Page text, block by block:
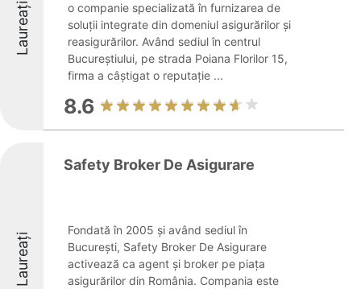
Laureați
o companie specializată în furnizarea de
soluții integrate din domeniul asigurărilor și
reasigurărilor. Având sediul în centrul
Bucureștiului, pe strada Poiana Florilor 15,
firma a câștigat o reputație ...
8.6
Laureați
Safety Broker De Asigurare
Fondată în 2005 și având sediul în
București, Safety Broker De Asigurare
activează ca agent și broker pe piața
asigurărilor din România. Compania este